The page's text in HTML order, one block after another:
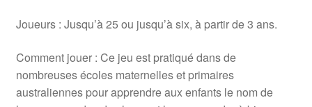
Joueurs : Jusqu’à 25 ou jusqu’à six, à partir de 3 ans.
Comment jouer : Ce jeu est pratiqué dans de
nombreuses écoles maternelles et primaires
australiennes pour apprendre aux enfants le nom de